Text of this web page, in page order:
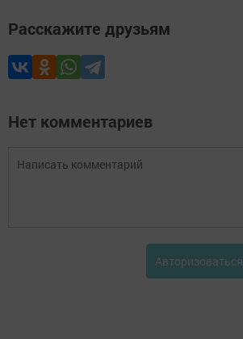
Расскажите друзьям
Нет комментариев
Авторизоваться